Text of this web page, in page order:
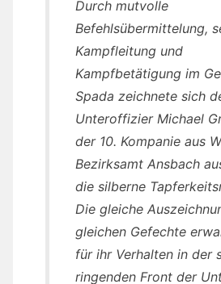
Durch mutvolle
Befehlsübermittelung,
Kampfleitung und
Kampfbetätigung im
Spada zeichnete sich
Unteroffizier Michael
der 10. Kompanie aus
Bezirksamt Ansbach
die silberne
Die gleiche
gleichen Gefechte
für ihr Verhalten in der
ringenden Front der